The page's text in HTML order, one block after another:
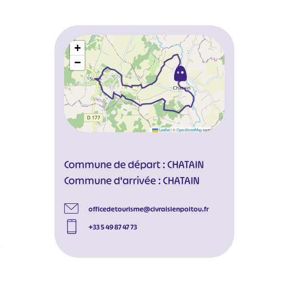
+
−
Leaflet|©OpenStreetMapcontributors
Commune de départ : CHATAIN
Commune d'arrivée : CHATAIN
officedetourisme@civraisienpoitou.fr
+33 5 49 87 47 73